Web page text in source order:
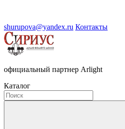
shurupova@yandex.ru Контакты
официальный партнер Arlight
Каталог